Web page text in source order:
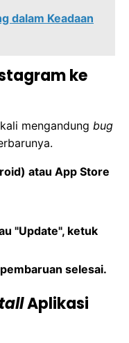
dalam Keadaan
ke
mengandung bug
atau App Store
"Update", ketuk
selesai.
Aplikasi